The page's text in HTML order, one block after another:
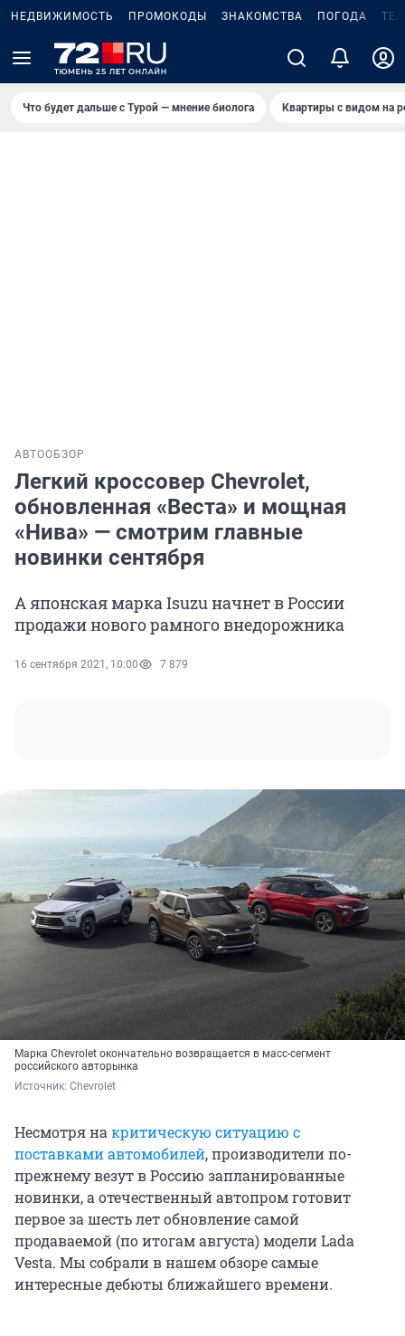
НЕДВИЖИМОСТЬ ПРОМОКОДЫ ЗНАКОМСТВА ПОГОДА
Что будет дальше с Турой — мнение биолога Квартиры с видом на
АВТООБЗОР
Легкий кроссовер Chevrolet,
обновленная «Веста» и мощная
«Нива» — смотрим главные
новинки сентября
А японская марка Isuzu начнет в России
продажи нового рамного внедорожника
16 сентября 2021, 10:00 7 879
Марка Chevrolet окончательно возвращается в масс-сегмент
российского авторынка
Источник: Chevrolet
Несмотря на критическую ситуацию с
поставками автомобилей, производители по-
прежнему везут в Россию запланированные
новинки, а отечественный автопром готовит
первое за шесть лет обновление самой
продаваемой (по итогам августа) модели Lada
Vesta. Мы собрали в нашем обзоре самые
интересные дебюты ближайшего времени.